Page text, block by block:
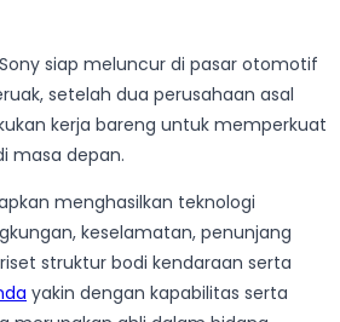
siap meluncur di pasar otomotif
setelah dua perusahaan asal
kerja bareng untuk memperkuat
masa depan.
menghasilkan teknologi
keselamatan, penunjang
struktur bodi kendaraan serta
yakin dengan kapabilitas serta